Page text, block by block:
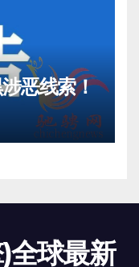
恶线索！
全球最新